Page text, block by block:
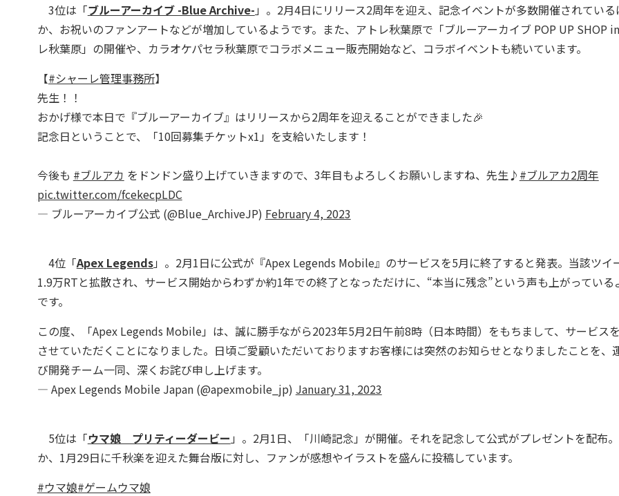
3位は「ブルーアーカイブ -Blue Archive- 」。2月4日にリリース2周年を迎え、記念イベントが多数開催されている
か、お祝いのファンアートなどが増加しているようです。また、アトレ秋葉原で「ブルーアーカイブ POP UP SHOP
レ秋葉原」の開催や、カラオケパセラ秋葉原でコラボメニュー販売開始など、コラボイベントも続いています。
【#シャーレ管理事務所】
先生！！
おかげ様で本日で『ブルーアーカイブ』はリリースから2周年を迎えることができました🎉
記念日ということで、「10回募集チケットx1」を支給いたします！
今後も #ブルアカ をドンドン盛り上げていきますので、3年目もよろしくお願いしますね、先生♪ #ブルアカ2周年
pic.twitter.com/fcekecpLDC
— ブルーアーカイブ公式 (@Blue_ArchiveJP) February 4, 2023
4位「Apex Legends」。2月1日に公式が『Apex Legends Mobile』のサービスを5月に終了すると発表。当該ツイ
1.9万RTと拡散され、サービス開始からわずか約1年での終了となっただけに、“本当に残念”という声も上がっている
です。
この度、「Apex Legends Mobile」は、誠に勝手ながら2023年5月2日午前8時（日本時間）をもちまして、サービス
させていただくことになりました。日頃ご愛顧いただいておりますお客様には突然のお知らせとなりましたことを、
び開発チーム一同、深くお詫び申し上げます。
— Apex Legends Mobile Japan (@apexmobile_jp) January 31, 2023
5位は「ウマ娘 プリティーダービー 」。2月1日、「川崎記念」が開催。それを記念して公式がプレゼントを配布
か、1月29日に千秋楽を迎えた舞台版に対し、ファンが感想やイラストを盛んに投稿しています。
#ウマ娘#ゲームウマ娘